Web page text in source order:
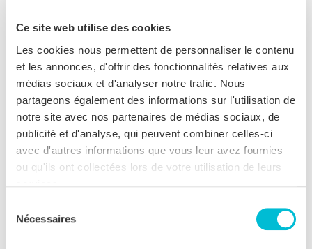
Ce site web utilise des cookies
Les cookies nous permettent de personnaliser le contenu
et les annonces, d'offrir des fonctionnalités relatives aux
médias sociaux et d'analyser notre trafic. Nous
partageons également des informations sur l'utilisation de
notre site avec nos partenaires de médias sociaux, de
publicité et d'analyse, qui peuvent combiner celles-ci
avec d'autres informations que vous leur avez fournies
ou qu'ils ont collectées lors de votre utilisation de leurs
Nécessaires
Bien suspendue, la cravate tombe naturellement, respire
rangement cravateest particulièrement agréable au
quotidien : tout est visible, accessible, et l’espace garde
une vraie sensation d’ordre et de légèreté.
Rangement cravate : erreurs
fréquentes à éviter
Empiler ou plier les cravates sans